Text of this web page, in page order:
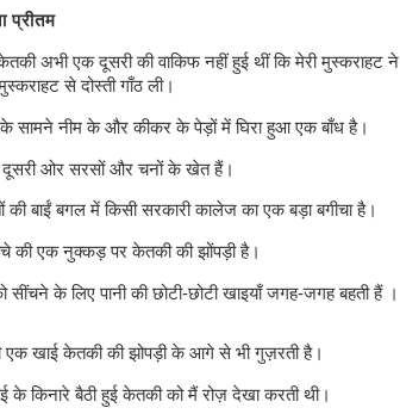
प्रीतम
अभी एक दूसरी की वाकिफ नहीं हुई थीं कि मेरी मुस्कराहट ने
से दोस्ती गाँठ ली।
सामने नीम के और कीकर के पेड़ों में घिरा हुआ एक बाँध है।
दूसरी ओर सरसों और चनों के खेत हैं।
की बाईं बगल में किसी सरकारी कालेज का एक बड़ा बगीचा है।
की एक नुक्कड़ पर केतकी की झोंपड़ी है।
सींचने के लिए पानी की छोटी-छोटी खाइयाँ जगह-जगह बहती हैं ।
एक खाई केतकी की झोपड़ी के आगे से भी गुज़रती है।
के किनारे बैठी हुई केतकी को मैं रोज़ देखा करती थी।